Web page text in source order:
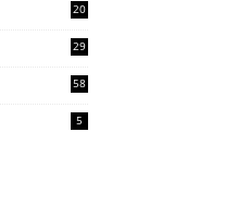
20
29
58
5